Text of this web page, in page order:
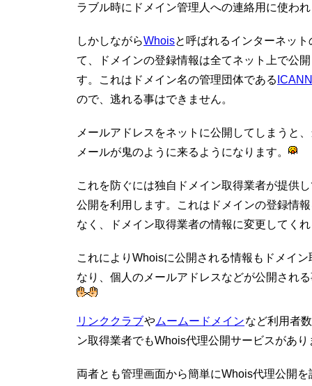
ラブル時にドメイン管理人への連絡用に使わ
しかしながらWhoisと呼ばれるインターネッ
て、ドメインの登録情報は全てネット上で公
す。これはドメイン名の管理団体である ICANN
ので、逃れる事はできません。
メールアドレスをネットに公開してしまうと
メールが鬼のように来るようになります。
これを防ぐには独自ドメイン取得業者が提供
公開を利用します。これはドメインの登録情
なく、ドメイン取得業者の情報に変更してく
これによりWhoisに公開される情報もドメイ
なり、個人のメールアドレスなどが公開され
リンククラブやムームードメインなど利用者
ン取得業者でもWhois代理公開サービスがあり
両者とも管理画面から簡単にWhois代理公開